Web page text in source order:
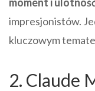
impresjonistów.
kluczowym
2. Claude